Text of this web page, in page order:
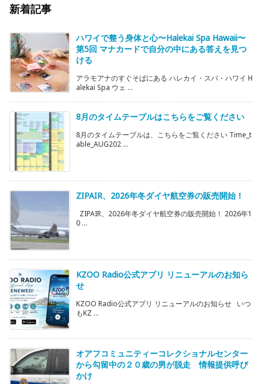
新着記事
ハワイで整う身体と心〜Halekai Spa Hawaii〜
第5回 マナカードで自分の中にある答えを見つ
ける
アラモアナのすぐそばにある ハレカイ・スパ・ハワイ H
alekai Spa ウェ ...
8月のタイムテーブルはこちらをご覧ください
8月のタイムテーブルは、こちらをご覧ください Time_t
able_AUG202 ...
ZIPAIR、2026年冬ダイヤ航空券の販売開始！
ZIPAIR、2026年冬ダイヤ航空券の販売開始！ 2026年1
0 ...
KZOO Radio公式アプリ リニューアルのお知ら
せ
KZOO Radio公式アプリ リニューアルのお知らせ いつ
もKZ ...
オアフコミュニティーコレクショナルセンター
から勾留中の２０歳の男が脱走 情報提供呼び
かけ